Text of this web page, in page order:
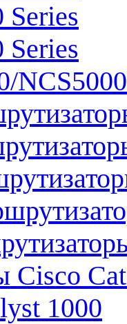
Series
Series
Cisco
1000